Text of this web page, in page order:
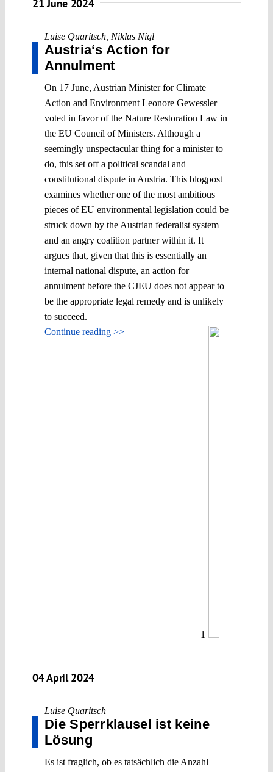
21 June 2024
Luise Quaritsch Niklas Nigl
Austria‘s Action for
Annulment
On 17 June, Austrian Minister for Climate
Action and Environment Leonore Gewessler
voted in favor of the Nature Restoration Law in
the EU Council of Ministers. Although a
seemingly unspectacular thing for a minister to
do, this set off a political scandal and
constitutional dispute in Austria. This blogpost
examines whether one of the most ambitious
pieces of EU environmental legislation could be
struck down by the Austrian federalist system
and an angry coalition partner within it. It
argues that, given that this is essentially an
internal national dispute, an action for
annulment before the CJEU does not appear to
be the appropriate legal remedy and is unlikely
to succeed.
Continue reading >>
1
04 April 2024
Luise Quaritsch
Die Sperrklausel ist keine
Lösung
Es ist fraglich, ob es tatsächlich die Anzahl